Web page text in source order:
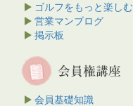
ゴルフをもっと楽しむ
営業マンブログ
掲示板
会員基礎知識